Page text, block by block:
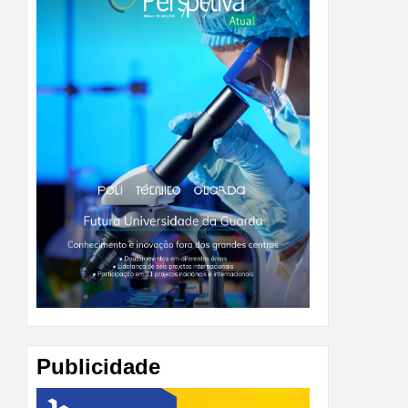
Publicidade